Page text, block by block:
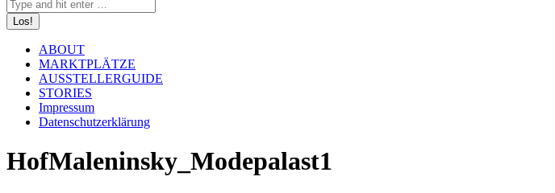
ABOUT
MARKTPLÄTZE
AUSSTELLERGUIDE
STORIES
Impressum
Datenschutzerklärung
HofMaleninsky_Modepalast1